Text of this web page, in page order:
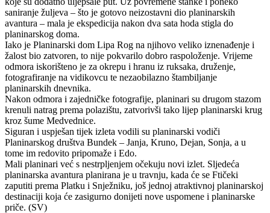
saniranje žuljeva – što je gotovo neizostavni dio planinarskih
avantura – mala je ekspedicija nakon dva sata hoda stigla do
planinarskog doma.
Iako je Planinarski dom Lipa Rog na njihovo veliko iznenađenje i
žalost bio zatvoren, to nije pokvarilo dobro raspoloženje. Vrijeme
odmora iskorišteno je za okrepu i hranu iz ruksaka, druženje,
fotografiranje na vidikovcu te nezaobilazno štambiljanje
planinarskih dnevnika.
Nakon odmora i zajedničke fotografije, planinari su drugom stazom
krenuli natrag prema polazištu, zatvorivši tako lijep planinarski krug
kroz šume Medvednice.
Siguran i uspješan tijek izleta vodili su planinarski vodiči
Planinarskog društva Bundek – Janja, Kruno, Dejan, Sonja, a u
tome im redovito pripomaže i Edo.
Mali planinari već s nestrpljenjem očekuju novi izlet. Sljedeća
planinarska avantura planirana je u travnju, kada će se Ftičeki
zaputiti prema Platku i Snježniku, još jednoj atraktivnoj planinarskoj
destinaciji koja će zasigurno donijeti nove uspomene i planinarske
priče. (SV)